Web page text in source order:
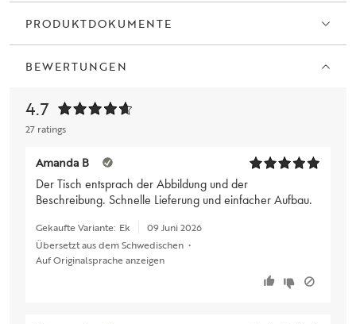
PRODUKTDOKUMENTE
BEWERTUNGEN
4.7
27 ratings
Amanda B
Der Tisch entsprach der Abbildung und der
Beschreibung. Schnelle Lieferung und einfacher Aufbau.
Gekaufte Variante: Ek
09 Juni 2026
Übersetzt aus dem Schwedischen •
Auf Originalsprache anzeigen